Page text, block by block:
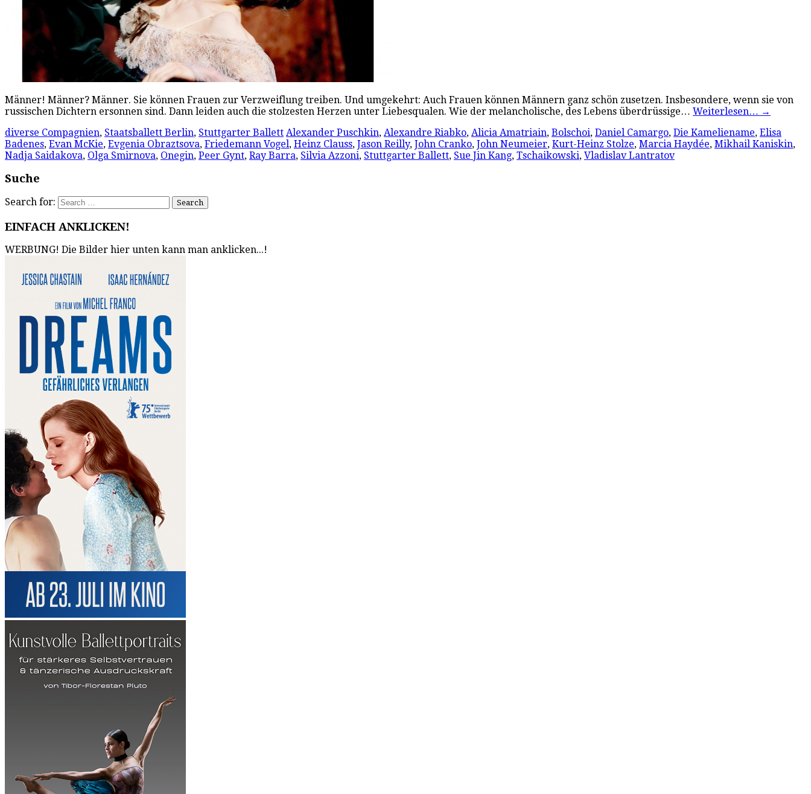
Männer! Männer? Männer. Sie können Frauen zur Verzweiflung treiben. Und umgekehrt: Auch Frauen können Männern ganz schön zusetzen. Insbesondere, wenn sie von
russischen Dichtern ersonnen sind. Dann leiden auch die stolzesten Herzen unter Liebesqualen. Wie der melancholische, des Lebens überdrüssige… Weiterlesen… →
diverse Compagnien, Staatsballett Berlin, Stuttgarter Ballett Alexander Puschkin, Alexandre Riabko, Alicia Amatriain, Bolschoi, Daniel Camargo, Die Kameliename, Elisa
Badenes, Evan McKie, Evgenia Obraztsova, Friedemann Vogel, Heinz Clauss, Jason Reilly, John Cranko, John Neumeier, Kurt-Heinz Stolze, Marcia Haydée, Mikhail Kaniskin,
Nadja Saidakova, Olga Smirnova, Onegin, Peer Gynt, Ray Barra, Silvia Azzoni, Stuttgarter Ballett, Sue Jin Kang, Tschaikowski, Vladislav Lantratov
Suche
Search for:
EINFACH ANKLICKEN!
WERBUNG! Die Bilder hier unten kann man anklicken...!